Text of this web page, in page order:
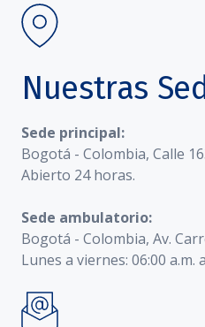
Nuestras
Sede principal:
Bogotá - Colombia, Calle
Abierto 24 horas.
Sede ambulatorio:
Bogotá - Colombia, Av.
Lunes a viernes: 06:00 a.m.